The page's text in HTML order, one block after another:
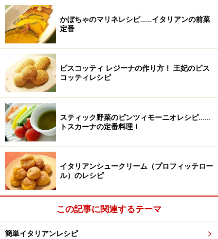
かぼちゃのマリネレシピ……イタリアンの前菜
定番
ビスコッティ レジーナの作り方！ 王妃のビス
コッティレシピ
スティック野菜のピンツィモーニオレシピ……
トスカーナの定番料理！
イタリアンシュークリーム（プロフィッテロー
ル）のレシピ
この記事に関連するテーマ
簡単イタリアンレシピ